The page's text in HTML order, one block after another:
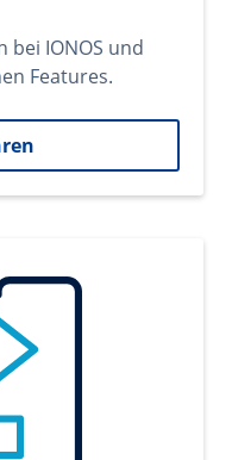
bei IONOS und
Features.